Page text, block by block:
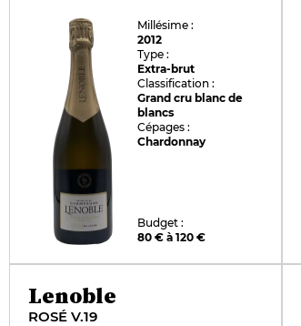
Millésime :
2012
Type :
Extra-brut
Classification :
Grand cru blanc de
blancs
Cépages :
Chardonnay
Budget :
80 € à 120 €
Lenoble
ROSÉ V.19